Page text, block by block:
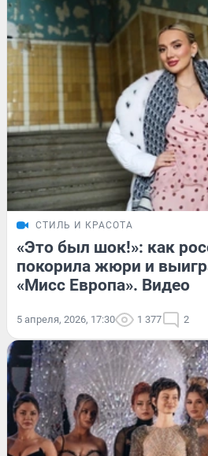
СТИЛЬ И КРАСОТА
«Это был шок!»: как
покорила жюри и
«Мисс Европа». Видео
5 апреля, 2026, 17:30 1 377 2